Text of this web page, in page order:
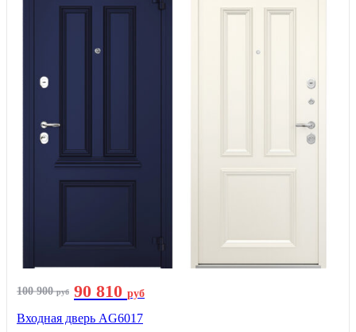
100 900руб 90 810 руб
Входная дверь AG6017